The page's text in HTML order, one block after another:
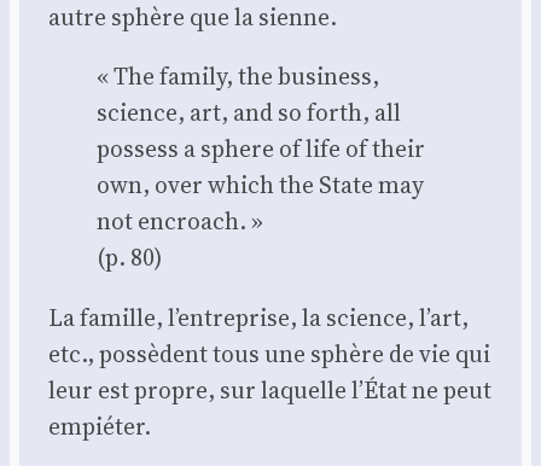
autre sphère que la sienne.
« The fami­ly, the busi­ness,
science, art, and so forth, all
pos­sess a sphere of life of their
own, over which the State may
not encroach. »
(p. 80)
La famille, l’entreprise, la science, l’art,
etc., pos­sèdent tous une sphère de vie qui
leur est propre, sur laquelle l’État ne peut
empié­ter.